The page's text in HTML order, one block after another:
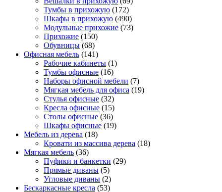
Тумбы в прихожую (172)
Шкафы в прихожую (490)
Модульные прихожие (73)
Прихожие (150)
Обувницы (68)
Офисная мебель (141)
Рабочие кабинеты (1)
Тумбы офисные (16)
Наборы офисной мебели (7)
Мягкая мебель для офиса (19)
Стулья офисные (32)
Кресла офисные (15)
Столы офисные (36)
Шкафы офисные (19)
Мебель из дерева (18)
Кровати из массива дерева (18)
Мягкая мебель (36)
Пуфики и банкетки (29)
Прямые диваны (5)
Угловые диваны (2)
Бескаркасные кресла (53)